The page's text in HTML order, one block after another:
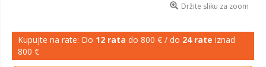
Držite sliku za zoom
Kupujte na rate: Do 12 rata do 800 € / do 24 rate iznad
800 €